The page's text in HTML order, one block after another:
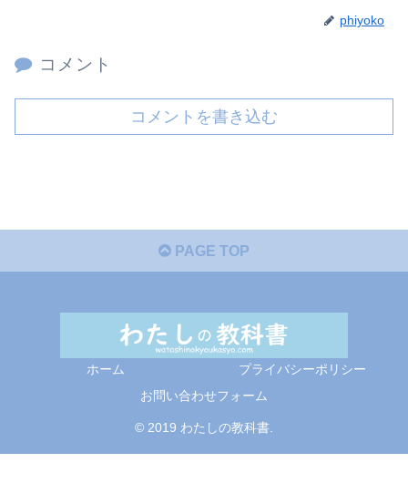
phiyoko
コメント
コメントを書き込む
PAGE TOP
ホーム
プライバシーポリシー
お問い合わせフォーム
© 2019 わたしの教科書.